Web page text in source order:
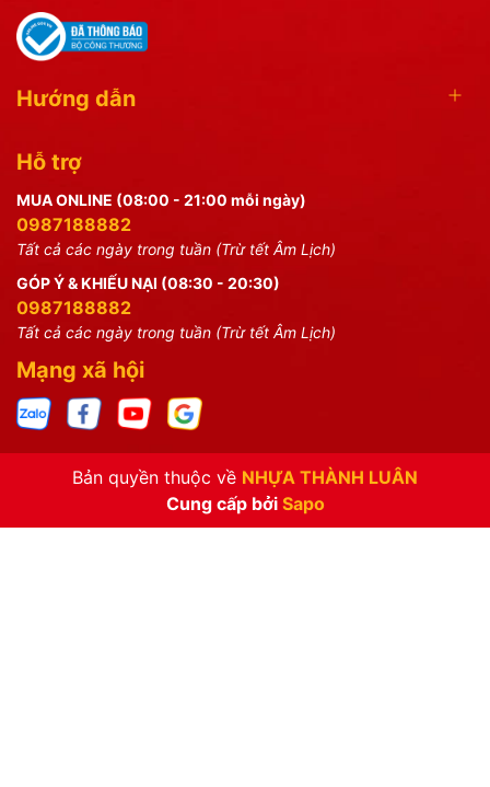
Hướng dẫn
Hỗ trợ
MUA ONLINE (08:00 - 21:00 mỗi ngày)
0987188882
Tất cả các ngày trong tuần (Trừ tết Âm Lịch)
GÓP Ý & KHIẾU NẠI (08:30 - 20:30)
0987188882
Tất cả các ngày trong tuần (Trừ tết Âm Lịch)
Mạng xã hội
Bản quyền thuộc về NHỰA THÀNH LUÂN
Cung cấp bởi Sapo